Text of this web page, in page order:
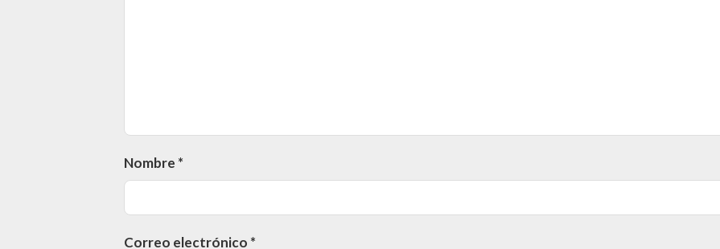
Nombre *
Correo electrónico *